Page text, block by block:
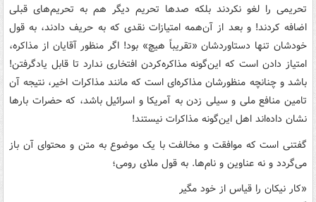
تحریمی را لغو نکردند بلکه صدها تحریم دیگر هم به تحریم‌های قبلی
اضافه کردند! و بعد از آن‌همه امتیازات نقدی که به حریف دادند، به قول
خودشان تنها دستاوردشان «تقریباً هیچ» بود! اگر منظور آقایان از مذاکره،
امتیاز دادن است که این‌گونه مذاکره‌کردن افتخاری ندارد تا قابل یادگرفتن!
باشد و چنانچه منظورشان مذاکره‌ای است که مانند مذاکرات اخیر، نتیجه آن
تامین منافع ملی و سیلی زدن به آمریکا و اسرائیل باشد، که حضرات بارها
نشان داده‌اند اهل این‌گونه مذاکرات نیستند!
گفتنی است که موافقت و مخالفت با یک موضوع به متن و محتوای آن باز
می‌گردد و نه عناوین و نام‌ها. به قول ملای رومی؛
«کار نیکان را قیاس از خود مگیر